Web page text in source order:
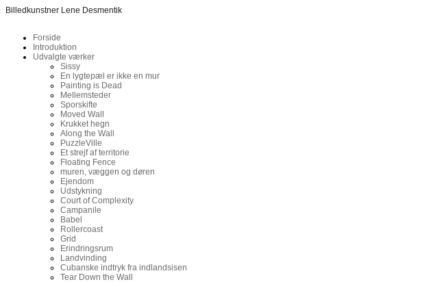
Billedkunstner Lene Desmentik
Forside
Introduktion
Udvalgte værker
Sissy
En lygtepæl er ikke en mur
Painting is Dead
Mellemsteder
Sporskifte
Moved Wall
Krukket hegn
Along the Wall
PuzzleVille
Et strejf af territorie
Floating Fence
muren, væggen og døren
Ejendom
Udstykning
Court of Complexity
Campanile
Babel
Rollercoast
Grid
Erindringsrum
Landvinding
Cubanske indtryk fra indlandsisen
Tear Down the Wall